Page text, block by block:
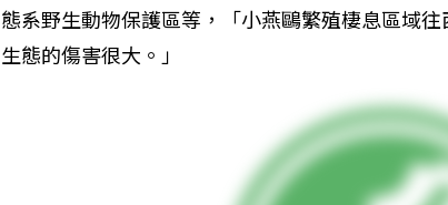
態系野生動物保護區等，「小燕鷗繁殖棲息區域
生態的傷害很大。」